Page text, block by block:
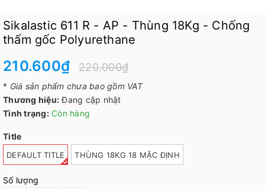
Sikalastic 611 R - AP - Thùng 18Kg - Chống
thấm gốc Polyurethane
210.600₫ 220.000₫
* Giá sản phẩm chưa bao gồm VAT
Thương hiệu: Đang cập nhật
Tình trạng: Còn hàng
Title
DEFAULT TITLE THÙNG 18KG 18 MẶC ĐỊNH
Số lượng